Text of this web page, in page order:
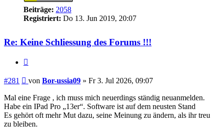
Beiträge: 2058
Registriert: Do 13. Jun 2019, 20:07
Re: Keine Schliessung des Forums !!!
#281 Beitrag
von Bor-ussia09 » Fr 3. Jul 2026, 09:07
Mal eine Frage , ich muss mich neuerdings ständig neuanmelden.
Habe ein IPad Pro „13er“. Software ist auf dem neusten Stand
Es gehört oft mehr Mut dazu, seine Meinung zu ändern, als ihr treu
zu bleiben.